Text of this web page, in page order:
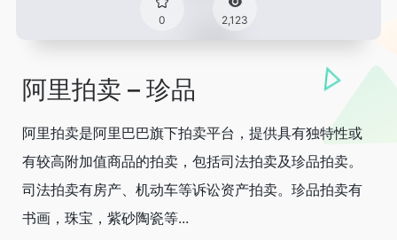
0 2,123
阿里拍卖 – 珍品
阿里拍卖是阿里巴巴旗下拍卖平台，提供具有独特性或
有较高附加值商品的拍卖，包括司法拍卖及珍品拍卖。
司法拍卖有房产、机动车等诉讼资产拍卖。珍品拍卖有
书画，珠宝，紫砂陶瓷等...